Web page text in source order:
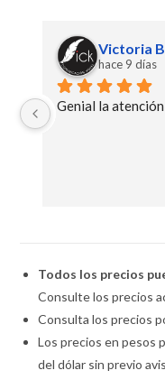
Victoria
hace 9 días
Genial la
Todos los precios
Consulte los precios
Consulta los precios
Los precios en pesos
del dólar sin previo